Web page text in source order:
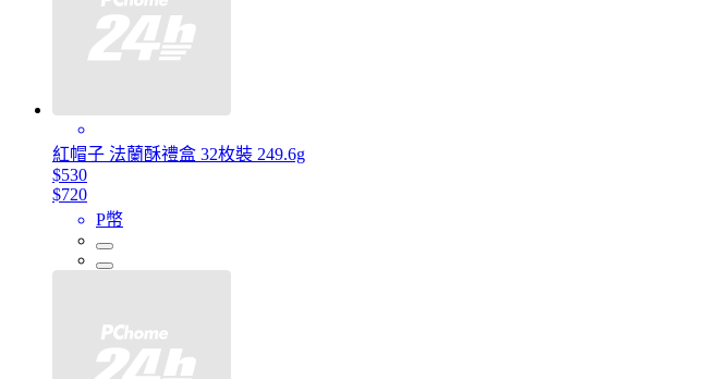
紅帽子 法蘭酥禮盒 32枚裝 249.6g
$530
$720
P幣